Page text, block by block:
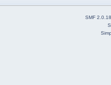
SMF 2.0.18